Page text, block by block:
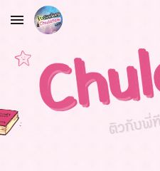
Skip to main content